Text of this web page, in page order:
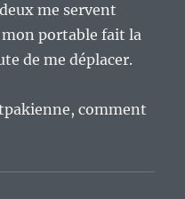
me servent
portable fait la
de me déplacer.
comment